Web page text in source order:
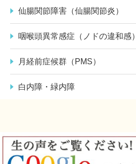
仙腸関節障害（仙腸関節炎）
咽喉頭異常感症（ノドの違和感）
月経前症候群（PMS）
白内障・緑内障